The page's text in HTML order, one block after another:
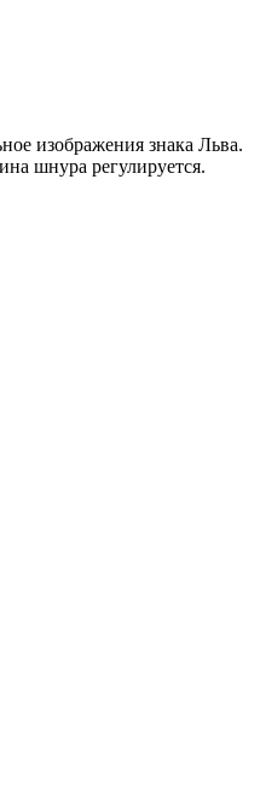
изображения знака Льва.
шнура регулируется.